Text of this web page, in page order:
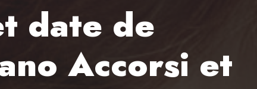
date de
Accorsi et